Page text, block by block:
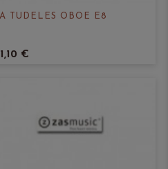
TUDELES OBOE E8
€